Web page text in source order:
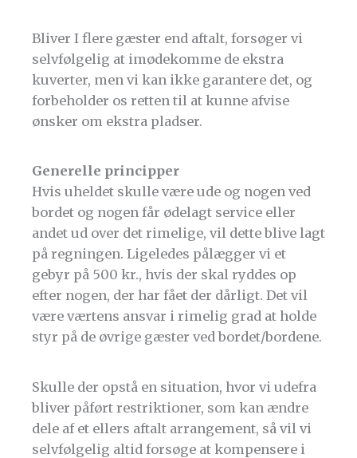
Bliver I flere gæster end aftalt, forsøger vi
selvfølgelig at imødekomme de ekstra
kuverter, men vi kan ikke garantere det, og
forbeholder os retten til at kunne afvise
ønsker om ekstra pladser.
Generelle principper
Hvis uheldet skulle være ude og nogen ved
bordet og nogen får ødelagt service eller
andet ud over det rimelige, vil dette blive lagt
på regningen. Ligeledes pålægger vi et
gebyr på 500 kr., hvis der skal ryddes op
efter nogen, der har fået der dårligt. Det vil
være værtens ansvar i rimelig grad at holde
styr på de øvrige gæster ved bordet/bordene.
Skulle der opstå en situation, hvor vi udefra
bliver påført restriktioner, som kan ændre
dele af et ellers aftalt arrangement, så vil vi
selvfølgelig altid forsøge at kompensere i